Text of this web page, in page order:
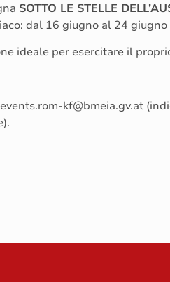
SOTTO LE STELLE
dal 16 giugno al 24
ideale per esercitare il
kf@bmeia.gv.at